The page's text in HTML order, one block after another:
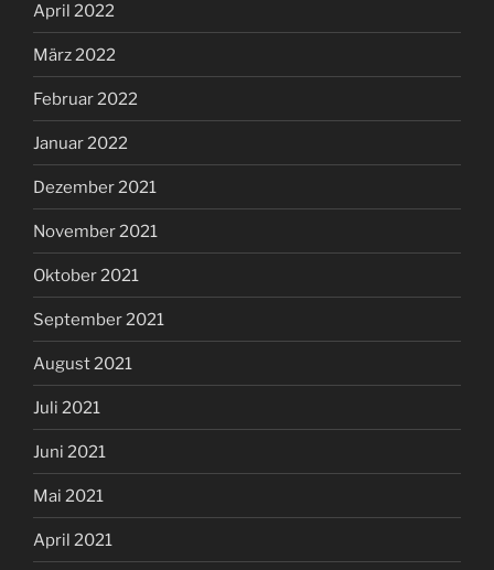
April 2022
März 2022
Februar 2022
Januar 2022
Dezember 2021
November 2021
Oktober 2021
September 2021
August 2021
Juli 2021
Juni 2021
Mai 2021
April 2021